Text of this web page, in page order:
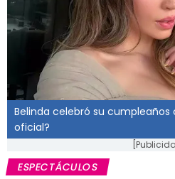
Belinda celebró su cumpleaños
oficial?
ESPECTÁCULOS